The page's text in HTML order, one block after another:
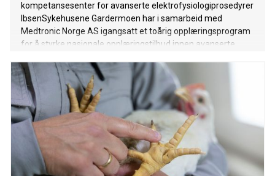
kompetansesenter for avanserte elektrofysiologiprosedyrer
IbsenSykehusene Gardermoen har i samarbeid med
Medtronic Norge AS igangsatt et toårig opplæringsprogram
for å styrke nasjonale opplæringstilbud innen avanserte